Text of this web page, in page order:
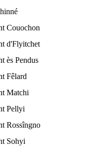
Couochon
d'Flyitchet
ès Pendus
Fêlard
Matchi
Pellyi
Rossîngno
Sohyi